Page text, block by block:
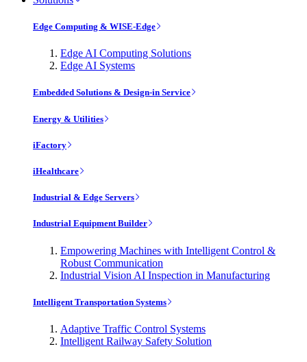
Edge Computing & WISE-Edge
Edge AI Computing Solutions
Edge AI Systems
Embedded Solutions & Design-in Service
Energy & Utilities
iFactory
iHealthcare
Industrial & Edge Servers
Industrial Equipment Builder
Empowering Machines with Intelligent Control &
Robust Communication
Industrial Vision AI Inspection in Manufacturing
Intelligent Transportation Systems
Adaptive Traffic Control Systems
Intelligent Railway Safety Solution